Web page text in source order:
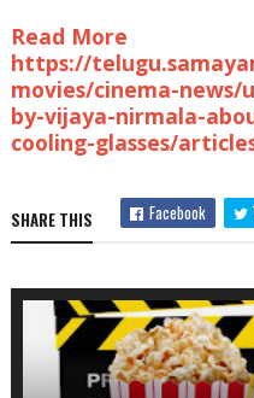
Read More
https://
movies/cinema-
by-vijaya-nirmala-
cooling-glasses/
SHARE THIS Facebook